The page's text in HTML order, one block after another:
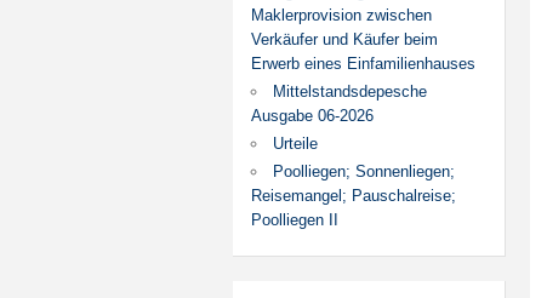
Maklerprovision zwischen
Verkäufer und Käufer beim
Erwerb eines Einfamilienhauses
Mittelstandsdepesche
Ausgabe 06-2026
Urteile
Poolliegen; Sonnenliegen;
Reisemangel; Pauschalreise;
Poolliegen II